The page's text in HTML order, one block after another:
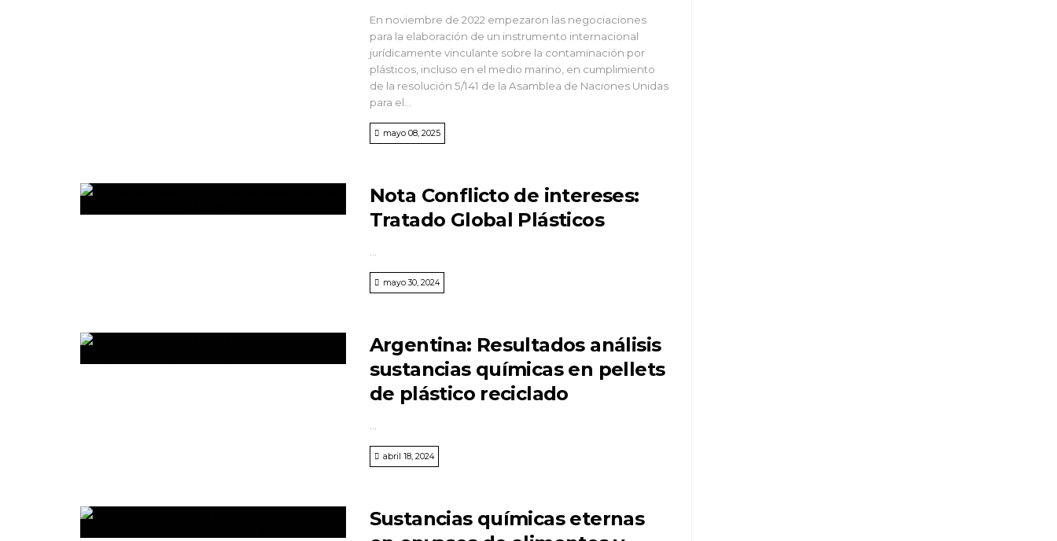
En noviembre de 2022 empezaron las negociaciones
para la elaboración de un instrumento internacional
jurídicamente vinculante sobre la contaminación por
plásticos, incluso en el medio marino, en cumplimiento
de la resolución 5/141 de la Asamblea de Naciones Unidas
para el...
mayo 08, 2025
Nota Conflicto de intereses:
Tratado Global Plásticos
mayo 30, 2024
Argentina: Resultados análisis
sustancias químicas en pellets
de plástico reciclado
abril 18, 2024
Sustancias químicas eternas